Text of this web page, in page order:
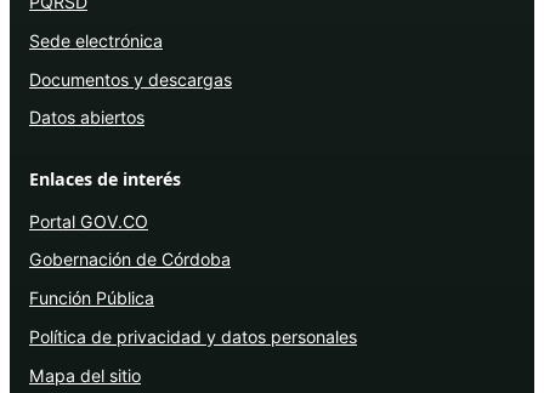
Sede electrónica
Documentos y descargas
Datos abiertos
Enlaces de interés
Portal GOV.CO
Gobernación de Córdoba
Función Pública
Política de privacidad y datos personales
Mapa del sitio